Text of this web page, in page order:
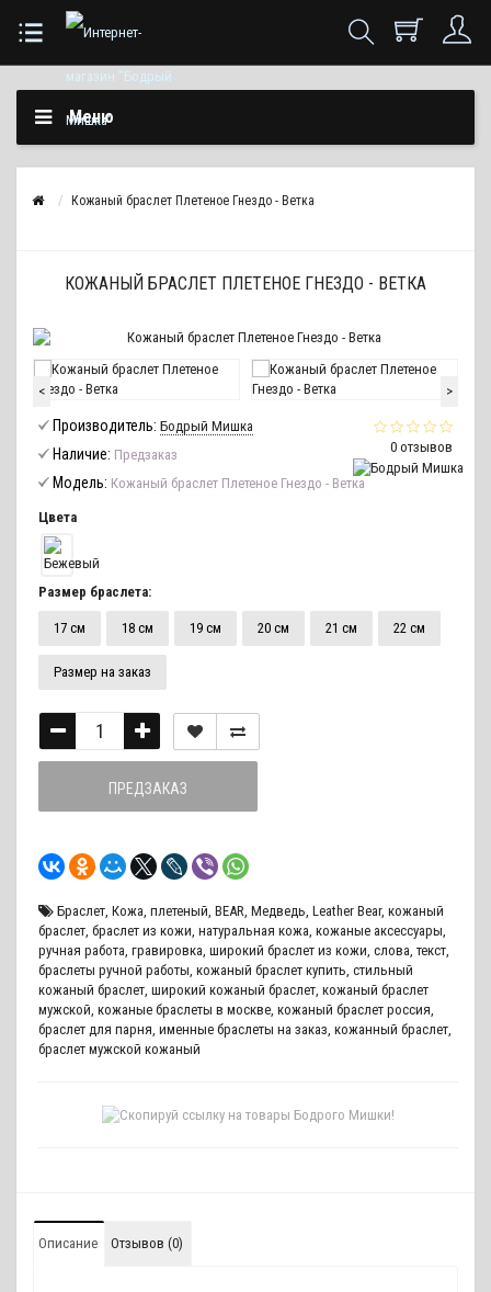
Меню
Кожаный браслет Плетеное Гнездо - Ветка
КОЖАНЫЙ БРАСЛЕТ ПЛЕТЕНОЕ ГНЕЗДО - ВЕТКА
< >
0 отзывов
Производитель: Бодрый Мишка
Наличие: Предзаказ
Модель: Кожаный браслет Плетеное Гнездо - Ветка
Цвета
Размер браслета:
17 см 18 см 19 см 20 см 21 см 22 см
Размер на заказ
ПРЕДЗАКАЗ
Браслет, Кожа, плетеный, BEAR, Медведь, Leather Bear, кожаный
браслет, браслет из кожи, натуральная кожа, кожаные аксессуары,
ручная работа, гравировка, широкий браслет из кожи, слова, текст,
браслеты ручной работы, кожаный браслет купить, стильный
кожаный браслет, широкий кожаный браслет, кожаный браслет
мужской, кожаные браслеты в москве, кожаный браслет россия,
браслет для парня, именные браслеты на заказ, кожанный браслет,
браслет мужской кожаный
Описание Отзывов (0)